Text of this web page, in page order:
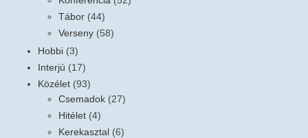
Tábor (44)
Verseny (58)
Hobbi (3)
Interjú (17)
Közélet (93)
Csemadok (27)
Hitélet (4)
Kerekasztal (6)